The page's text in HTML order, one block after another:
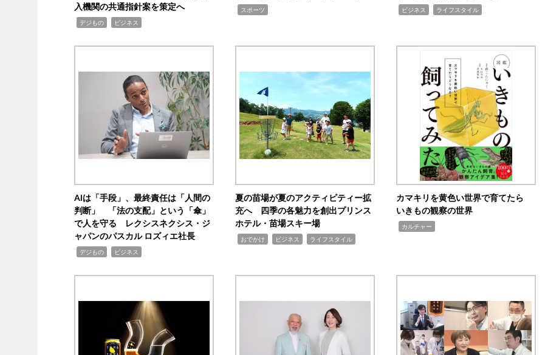
入機関の共通指針案を策定へ
デジもの ビジネス
スポーツ ビジネス ライフスタイル
AIは「手段」、最終責任は「人間の
判断」 「法の支配」という「傘」
で人を守る レクシスネクシス・ジ
ャパンのパスカル ロズィエ社長
デジもの ビジネス
夏の苗場が夏のアクティビティー拡
充へ 四季の各魅力を創出プリンス
ホテル・苗場スキー場
おでかけ ビジネス ライフスタイル
カマキリを黄色い世界で育てたら
いきもの観察の世界
カルチャー